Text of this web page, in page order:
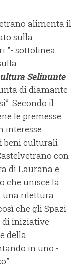
alimenta il
sulla
"- sottolinea
Selinunte
di diamante
Secondo il
le premesse
interesse
beni culturali
con
di Laurana e
che unisce la
una rilettura
che gli Spazi
di iniziative
della
in uno -